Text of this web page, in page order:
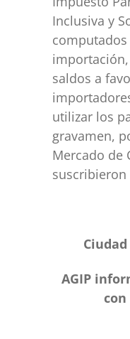
Inclusiva y
saldos a
utilizar los
gravamen,
Mercado de
suscribieron
AGIP